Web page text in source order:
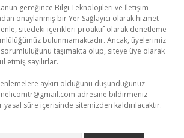
gereğince Bilgi Teknolojileri ve İletişim
onaylanmış bir Yer Sağlayıcı olarak hizmet
sitedeki içerikleri proaktif olarak denetleme
bulunmamaktadır. Ancak, üyelerimiz
taşımakta olup, siteye üye olarak
etmiş sayılırlar.
aykırı olduğunu düşündüğünüz
adresine bildirmeniz
süre içerisinde sitemizden kaldırılacaktır.